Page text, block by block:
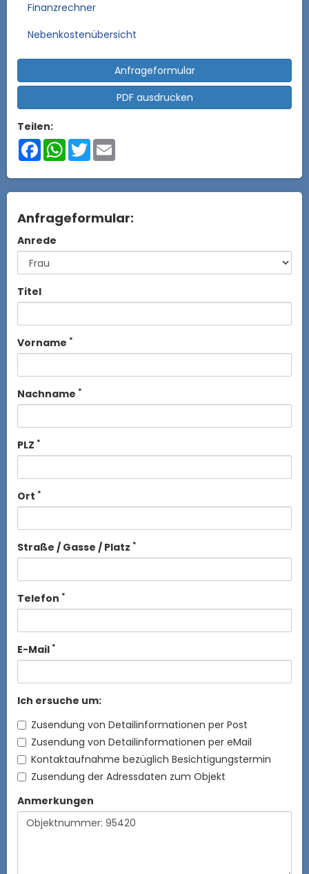
Finanzrechner
Nebenkostenübersicht
Anfrageformular
PDF ausdrucken
Teilen:
FacebookWhatsApp
Twitter
Anfrageformular:
Anrede
Titel
Vorname *
Nachname *
PLZ *
Ort *
Straße / Gasse / Platz *
Telefon *
E-Mail *
Ich ersuche um:
Zusendung von Detailinformationen per Post
Zusendung von Detailinformationen per eMail
Kontaktaufnahme bezüglich Besichtigungstermin
Zusendung der Adressdaten zum Objekt
Anmerkungen